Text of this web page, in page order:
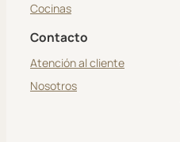
Cocinas
Contacto
Atención al cliente
Nosotros